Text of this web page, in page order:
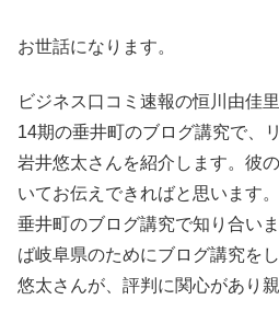
お世話になります。
ビジネス口コミ速報の恒川由佳
14期の垂井町のブログ講究で、
岩井悠太さんを紹介します。彼
いてお伝えできればと思います
垂井町のブログ講究で知り合い
ば岐阜県のためにブログ講究を
悠太さんが、評判に関心があり